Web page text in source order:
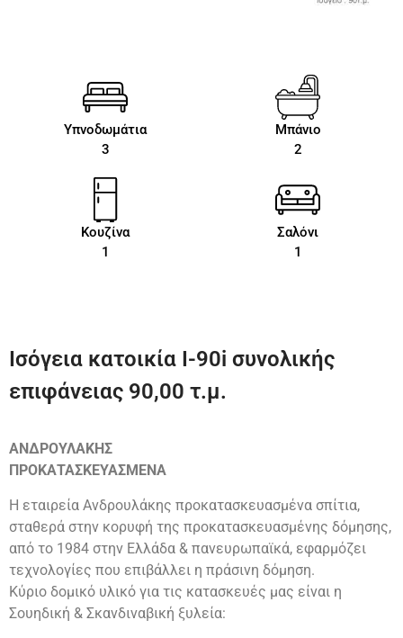
Υπνοδωμάτια
3
Μπάνιο
2
Κουζίνα
1
Σαλόνι
1
Ισόγεια κατοικία I-90i συνολικής
επιφάνειας 90,00 τ.μ.
ΑΝΔΡΟΥΛΑΚΗΣ
ΠΡΟΚΑΤΑΣΚΕΥΑΣΜΕΝΑ
Η εταιρεία Ανδρουλάκης προκατασκευασμένα σπίτια,
σταθερά στην κορυφή της προκατασκευασμένης δόμησης,
από το 1984 στην Ελλάδα & πανευρωπαϊκά, εφαρμόζει
τεχνολογίες που επιβάλλει η πράσινη δόμηση.
Κύριο δομικό υλικό για τις κατασκευές μας είναι η
Σουηδική & Σκανδιναβική ξυλεία: